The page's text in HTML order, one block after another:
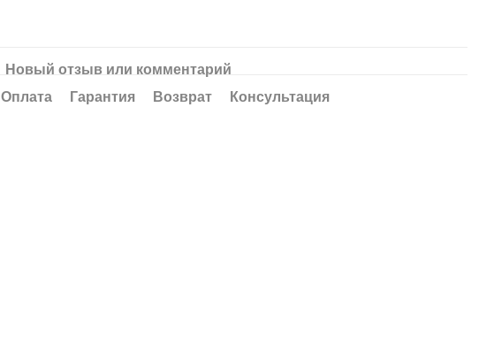
Новый отзыв или комментарий
Оплата Гарантия Возврат Консультация